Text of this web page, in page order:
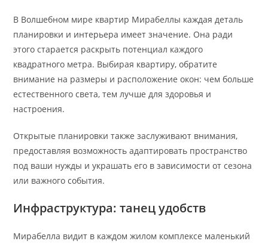
В Волшебном мире квартир Мирабеллы каждая деталь
планировки и интерьера имеет значение. Она ради
этого старается раскрыть потенциал каждого
квадратного метра. Выбирая квартиру, обратите
внимание на размеры и расположение окон: чем больше
естественного света, тем лучше для здоровья и
настроения.
Открытые планировки также заслуживают внимания,
предоставляя возможность адаптировать пространство
под ваши нужды и украшать его в зависимости от сезона
или важного события.
Инфраструктура: танец удобств
Мирабелла видит в каждом жилом комплексе маленький